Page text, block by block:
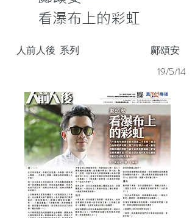
看瀑布上的彩虹
鄺頌安
人前人後 系列
19/5/14